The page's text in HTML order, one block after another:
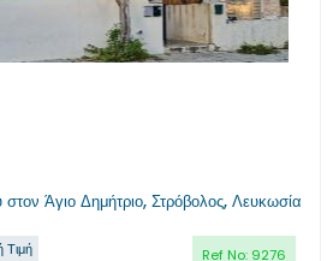
στον Άγιο Δημήτριο, Στρόβολος, Λευκωσία
Ref No: 9276
Τιμή